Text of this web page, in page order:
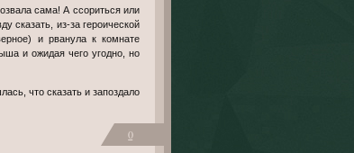
сказать, из-за героической
и рванула к комнате
и ожидая чего угодно, но
что сказать и запоздало
0